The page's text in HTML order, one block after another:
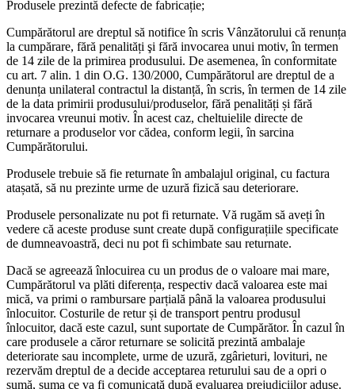
Produsele prezintă defecte de fabricație;
Cumpărătorul are dreptul să notifice în scris Vânzătorului că renunța
la cumpărare, fără penalități şi fără invocarea unui motiv, în termen
de 14 zile de la primirea produsului. De asemenea, în conformitate
cu art. 7 alin. 1 din O.G. 130/2000, Cumpărătorul are dreptul de a
denunța unilateral contractul la distanță, în scris, în termen de 14 zile
de la data primirii produsului/produselor, fără penalități și fără
invocarea vreunui motiv. În acest caz, cheltuielile directe de
returnare a produselor vor cădea, conform legii, în sarcina
Cumpărătorului.
Produsele trebuie să fie returnate în ambalajul original, cu factura
atașată, să nu prezinte urme de uzură fizică sau deteriorare.
Produsele personalizate nu pot fi returnate. Vă rugăm să aveți în
vedere că aceste produse sunt create după configurațiile specificate
de dumneavoastră, deci nu pot fi schimbate sau returnate.
Dacă se agreează înlocuirea cu un produs de o valoare mai mare,
Cumpărătorul va plăti diferența, respectiv dacă valoarea este mai
mică, va primi o rambursare parțială până la valoarea produsului
înlocuitor. Costurile de retur și de transport pentru produsul
înlocuitor, dacă este cazul, sunt suportate de Cumpărător. În cazul în
care produsele a căror returnare se solicită prezintă ambalaje
deteriorate sau incomplete, urme de uzură, zgârieturi, lovituri, ne
rezervăm dreptul de a decide acceptarea returului sau de a opri o
sumă, suma ce va fi comunicată după evaluarea prejudiciilor aduse.